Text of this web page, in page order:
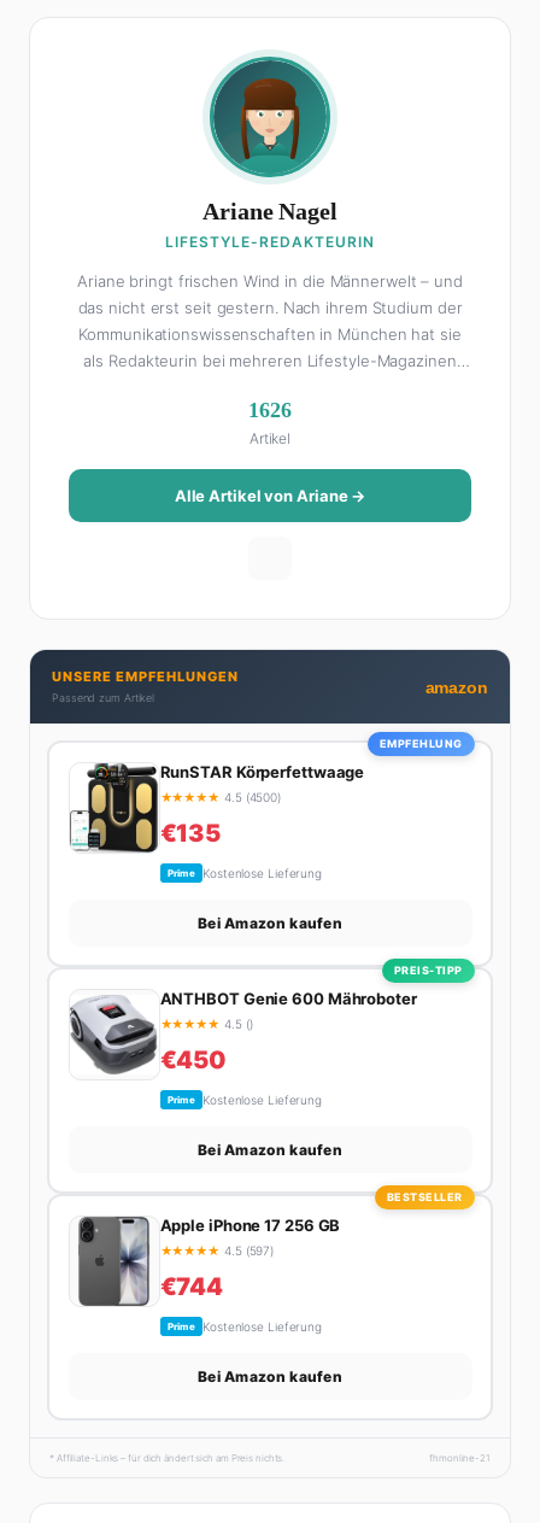
Ariane Nagel
LIFESTYLE-REDAKTEURIN
Ariane bringt frischen Wind in die Männerwelt – und
das nicht erst seit gestern. Nach ihrem Studium der
Kommunikationswissenschaften in München hat sie
als Redakteurin bei mehreren Lifestyle-Magazinen
Als Lifestyle-Redakteurin schreibt sie über alles, was
das Leben schöner macht: von Interior Design und
Reise-Tipps über Food-Trends bis hin zu
Beziehungsratgebern, die auch Männer gerne lesen.
Ihre Geheimwaffe: Sie weiß genau, was Frauen an
Brunch-Spot der Stadt. Ihre Interior-Tipps basieren
auf echter Erfahrung – ihre Wohnung wurde schon
zweimal in Design-Blogs gefeatured.
1626
Artikel
Alle Artikel von Ariane →
UNSERE EMPFEHLUNGEN
Passend zum Artikel
amazon
EMPFEHLUNG
RunSTAR Körperfettwaage
★★★★★ 4.5 (4500)
€135
Prime Kostenlose Lieferung
Bei Amazon kaufen
PREIS-TIPP
ANTHBOT Genie 600 Mähroboter
★★★★★ 4.5 ()
€450
Prime Kostenlose Lieferung
Bei Amazon kaufen
BESTSELLER
Apple iPhone 17 256 GB
★★★★★ 4.5 (597)
€744
Prime Kostenlose Lieferung
Bei Amazon kaufen
* Affiliate-Links – für dich ändert sich am Preis nichts. fhmonline-21